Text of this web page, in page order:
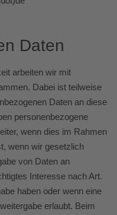
Daten
arbeiten wir mit
Dabei ist teilweise
Daten an diese
personenbezogene
wenn dies im Rahmen
wenn wir gesetzlich
von Daten an
Interesse nach Art.
haben oder wenn eine
erlaubt. Beim